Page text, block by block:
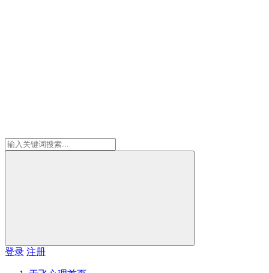
登录 注册